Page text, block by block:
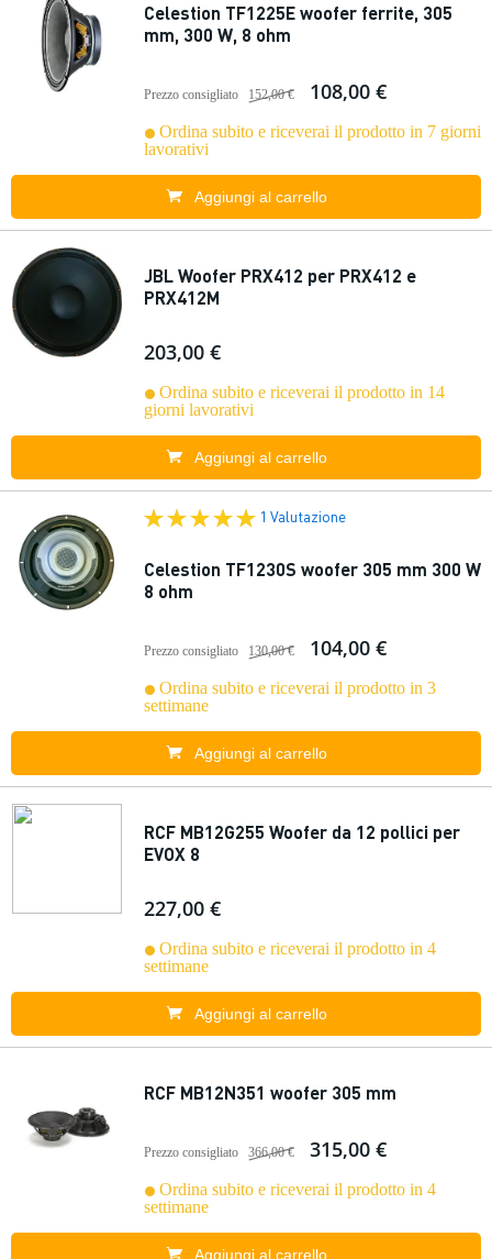
Celestion TF1225E woofer ferrite, 305
mm, 300 W, 8 ohm
Prezzo consigliato 152,00 € 108,00 €
Ordina subito e riceverai il prodotto in 7 giorni
lavorativi
Aggiungi al carrello
JBL Woofer PRX412 per PRX412 e
PRX412M
203,00 €
Ordina subito e riceverai il prodotto in 14
giorni lavorativi
Aggiungi al carrello
1 Valutazione
Celestion TF1230S woofer 305 mm 300 W
8 ohm
Prezzo consigliato 130,00 € 104,00 €
Ordina subito e riceverai il prodotto in 3
settimane
Aggiungi al carrello
RCF MB12G255 Woofer da 12 pollici per
EVOX 8
227,00 €
Ordina subito e riceverai il prodotto in 4
settimane
Aggiungi al carrello
RCF MB12N351 woofer 305 mm
Prezzo consigliato 366,00 € 315,00 €
Ordina subito e riceverai il prodotto in 4
settimane
Aggiungi al carrello